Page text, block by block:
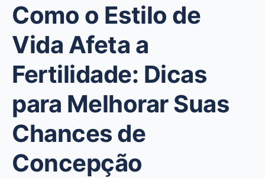
Como o Estilo de
Vida Afeta a
Fertilidade: Dicas
para Melhorar Suas
Chances de
Concepção